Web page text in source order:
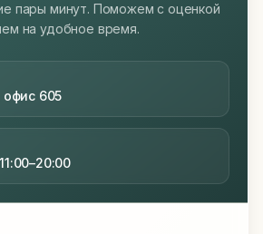
пары минут. Поможем с оценкой
на удобное время.
офис 605